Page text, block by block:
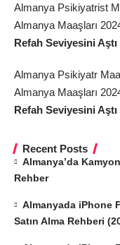
Almanya Psikiyatrist
Almanya Maaşları
Refah Seviyesini Aştı
Almanya Psikiyatr
Almanya Maaşları
Refah Seviyesini Aştı
Recent Posts
Almanya’da
Rehber
Almanyada iPhone
Satın Alma Rehberi